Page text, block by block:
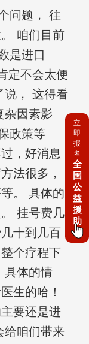
问题， 往
咱们目前
是进口
定不会太便
说， 这得看
杂因素影
政策等
，好消息
法很多，
。 具体的
挂号费几
十到几百
个疗程下
具体的情
生的哈！
要还是进
给咱们带来
立
即
报
名
全
国
公
益
援
助